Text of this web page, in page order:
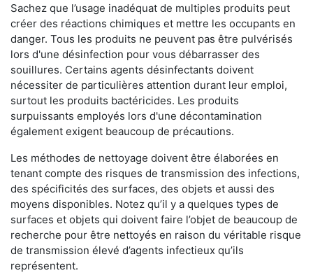
Sachez que l’usage inadéquat de multiples produits peut
créer des réactions chimiques et mettre les occupants en
danger. Tous les produits ne peuvent pas être pulvérisés
lors d'une désinfection pour vous débarrasser des
souillures. Certains agents désinfectants doivent
nécessiter de particulières attention durant leur emploi,
surtout les produits bactéricides. Les produits
surpuissants employés lors d'une décontamination
également exigent beaucoup de précautions.
Les méthodes de nettoyage doivent être élaborées en
tenant compte des risques de transmission des infections,
des spécificités des surfaces, des objets et aussi des
moyens disponibles. Notez qu’il y a quelques types de
surfaces et objets qui doivent faire l’objet de beaucoup de
recherche pour être nettoyés en raison du véritable risque
de transmission élevé d’agents infectieux qu’ils
représentent.